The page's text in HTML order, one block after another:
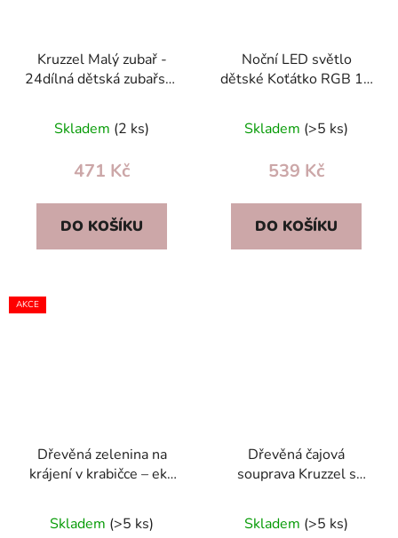
Kruzzel Malý zubař -
24dílná dětská zubařská
ideální dárek
Skladem (2 ks)
471 Kč
DO KOŠÍKU
Noční LED světlo
dětské Koťátko RGB 16
silikonové, dálkové
ovládání
Skladem (>5 ks)
539 Kč
DO KOŠÍKU
AKCE
Dřevěná zelenina na
krájení v krabičce – eko
se suchým zipem
Skladem (>5 ks)
Dřevěná čajová
souprava Kruzzel s
dětská hrací sada
Skladem (>5 ks)